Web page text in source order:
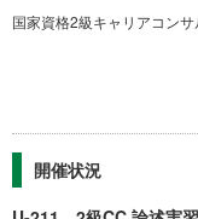
国家資格2級キャリアコン
開催状況